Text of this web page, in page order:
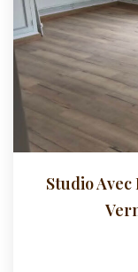
Studio Avec